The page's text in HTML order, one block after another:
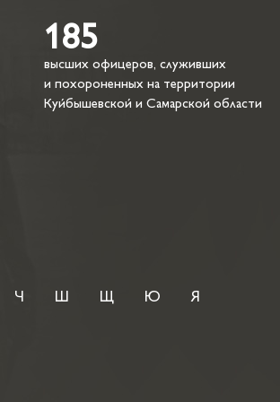
185
высших офицеров, служивших
и похороненных на территории
Куйбышевской и Самарской области
Ч Ш Щ Ю Я